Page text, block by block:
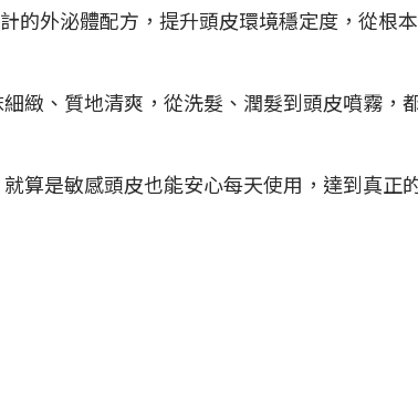
的外泌體配方，提升頭皮環境穩定度，從根
緻、質地清爽，從洗髮、潤髮到頭皮噴霧，
算是敏感頭皮也能安心每天使用，達到真正